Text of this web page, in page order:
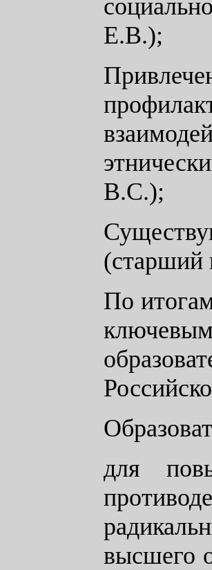
Е.В.);
В.С.);
По
для
высшего